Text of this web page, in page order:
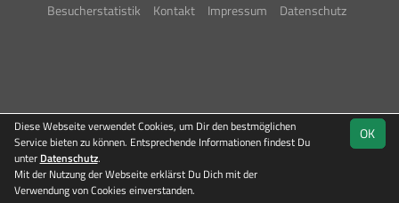
Besucherstatistik Kontakt Impressum Datenschutz
OK
Diese Webseite verwendet Cookies, um Dir den bestmöglichen
Service bieten zu können. Entsprechende Informationen findest Du
unter Datenschutz.
Mit der Nutzung der Webseite erklärst Du Dich mit der
Verwendung von Cookies einverstanden.